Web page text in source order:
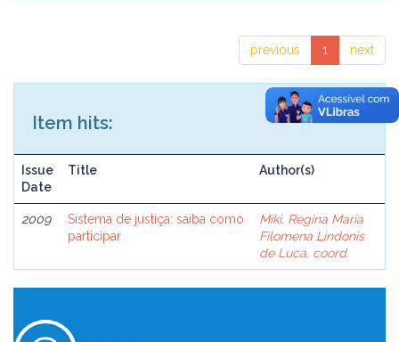
previous 1 next
Item hits:
Issue
Date
Title Author(s)
2009
Sistema de justiça: saiba como
participar
Miki, Regina Maria
Filomena Lindonis
de Luca, coord.